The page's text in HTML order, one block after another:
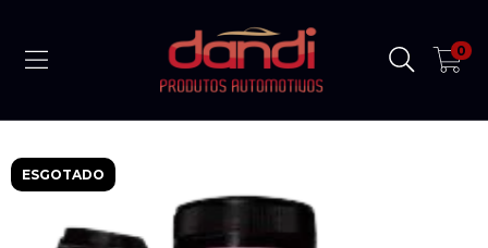
0
ESGOTADO